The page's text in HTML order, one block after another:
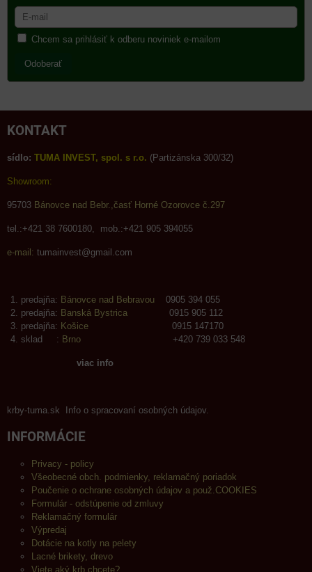
Chcem sa prihlásiť k odberu noviniek e-mailom
Odoberať
KONTAKT
sídlo: TUMA INVEST, spol. s r.o. (Partizánska 300/32)
Showroom:
95703 Bánovce nad Bebr.,časť Horné Ozorovce č.297
tel.:+421 38 7600180, mob.:+421 905 394055
e-mail: tumainvest@gmail.com
predajňa: Bánovce nad Bebravou 0905 394 055
predajňa: Banská Bystrica 0915 905 112
predajňa: Košice 0915 147170
sklad : Brno +420 739 033 548
viac info
krby-tuma.sk Info o spracovaní osobných údajov.
INFORMÁCIE
Privacy - policy
Všeobecné obch. podmienky, reklamačný poriadok
Poučenie o ochrane osobných údajov a použ.COOKIES
Formulár - odstúpenie od zmluvy
Reklamačný formulár
Výpredaj
Dotácie na kotly na pelety
Lacné brikety, drevo
Viete aký krb chcete?